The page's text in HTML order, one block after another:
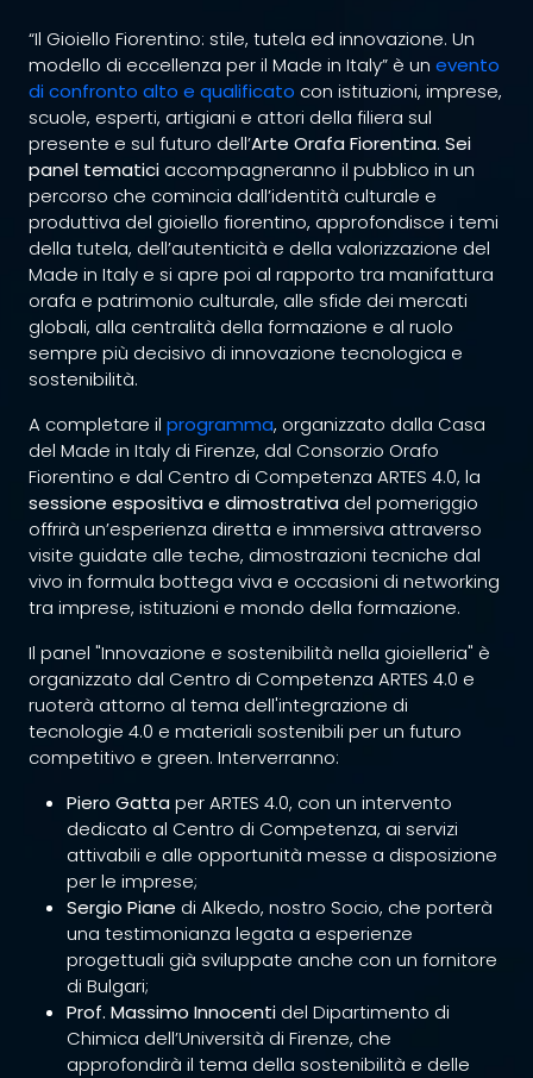
“Il Gioiello Fiorentino: stile, tutela ed innovazione. Un
modello di eccellenza per il Made in Italy” è un evento
di confronto alto e qualificato con istituzioni, imprese,
scuole, esperti, artigiani e attori della filiera sul
presente e sul futuro dell’Arte Orafa Fiorentina. Sei
panel tematici accompagneranno il pubblico in un
percorso che comincia dall’identità culturale e
produttiva del gioiello fiorentino, approfondisce i temi
della tutela, dell’autenticità e della valorizzazione del
Made in Italy e si apre poi al rapporto tra manifattura
orafa e patrimonio culturale, alle sfide dei mercati
globali, alla centralità della formazione e al ruolo
sempre più decisivo di innovazione tecnologica e
sostenibilità.
A completare il programma, organizzato dalla Casa
del Made in Italy di Firenze, dal Consorzio Orafo
Fiorentino e dal Centro di Competenza ARTES 4.0, la
sessione espositiva e dimostrativa del pomeriggio
offrirà un’esperienza diretta e immersiva attraverso
visite guidate alle teche, dimostrazioni tecniche dal
vivo in formula bottega viva e occasioni di networking
tra imprese, istituzioni e mondo della formazione.
Il panel "Innovazione e sostenibilità nella gioielleria" è
organizzato dal Centro di Competenza ARTES 4.0 e
ruoterà attorno al tema dell'integrazione di
tecnologie 4.0 e materiali sostenibili per un futuro
competitivo e green. Interverranno:
Piero Gattaper ARTES 4.0, con un intervento
dedicato al Centro di Competenza, ai servizi
attivabili e alle opportunità messe a disposizione
per le imprese;
Sergio Piane di Alkedo, nostro Socio, che porterà
una testimonianza legata a esperienze
progettuali già sviluppate anche con un fornitore
di Bulgari;
Prof. Massimo Innocenti del Dipartimento di
Chimica dell’Università di Firenze, che
approfondirà il tema della sostenibilità e delle